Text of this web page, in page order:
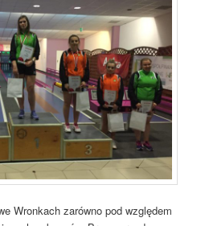
Wronkach zarówno pod względem